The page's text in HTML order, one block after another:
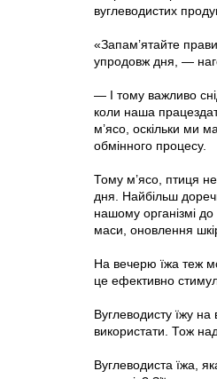
вуглеводистих
«Запам’ятайте
упродовж дня, —
— І тому важливо
коли наша
м’ясо, оскільки ми
обмінного процесу.
Тому м’ясо, птиця
дня. Найбільш
нашому організмі
маси, оновлення
На вечерю їжа теж
це ефективно
Вуглеводисту їжу на
використати. Тож
Вуглеводиста їжа,